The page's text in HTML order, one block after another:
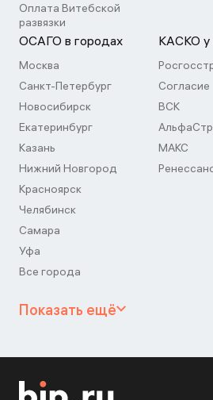
Оплата Витебской
развязки
ОСАГО в городах
Москва
Санкт-Петербург
Новосибирск
Екатеринбург
Казань
Нижний Новгород
Красноярск
Челябинск
Самара
Уфа
Все города
КАСКО у
Согласие
ВСК
МАКС
Показать ещё